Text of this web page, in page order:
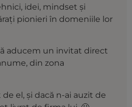
idei, mindset și
pionieri în domeniile lor
aducem un invitat direct
din zona
el, și dacă n-ai auzit de